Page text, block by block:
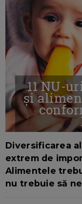
11 NU-
și
Diversificarea
extrem de
Alimentele
nu trebuie să ne